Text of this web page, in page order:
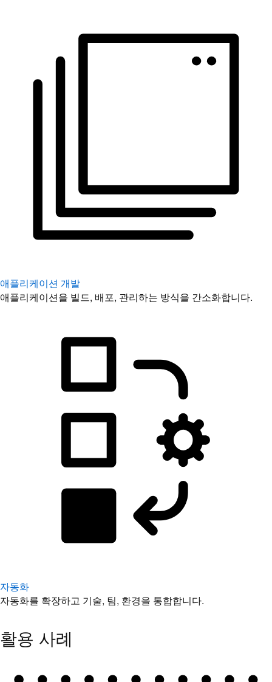
애플리케이션 개발
애플리케이션을 빌드, 배포, 관리하는 방식을 간소화합니다.
자동화
자동화를 확장하고 기술, 팀, 환경을 통합합니다.
활용 사례